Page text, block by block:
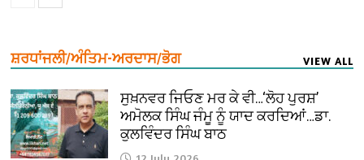
ਸ਼ਰਧਾਂਜਲੀ/ਅੰਤਿਮ-ਅਰਦਾਸ/ਭੋਗ VIEW ALL
ਸੁਖ਼ਨਵਰ ਜਿਓਣ ਮਰ ਕੇ ਵੀ…‘ਲੋਹ ਪੁਰਸ਼’
ਅਮੋਲਕ ਸਿੰਘ ਜੰਮੂ ਨੂੰ ਯਾਦ ਕਰਦਿਆਂ…ਡਾ.
ਕੁਲਵਿੰਦਰ ਸਿੰਘ ਬਾਠ